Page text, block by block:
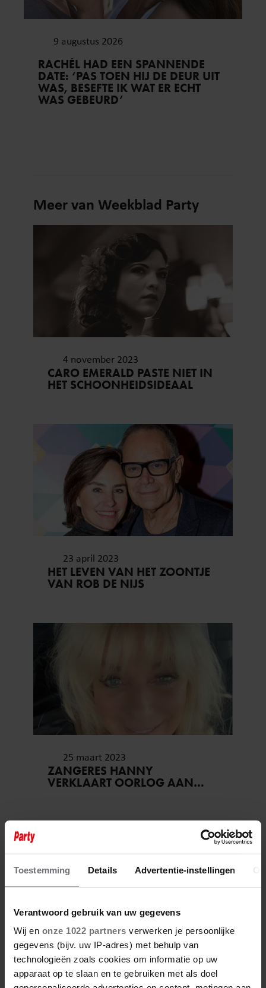
Toestemming Details Advertentie-instellingen
Verantwoord gebruik van uw gegevens
Wij en onze 1022 partners verwerken je persoonlijke
gegevens (bijv. uw IP-adres) met behulp van
technologieën zoals cookies om informatie op uw
apparaat op te slaan en te gebruiken met als doel
9 augustus 2026
RACHÉL HAD EEN SPANNENDE
DATE: ‘PAS TOEN HIJ DE DEUR UIT
WAS, BESEFTE IK WAT ER ECHT
WAS GEBEURD’
Meer van Weekblad Party
4 november 2023
CARO EMERALD PASTE NIET IN
HET SCHOONHEIDSIDEAAL
23 april 2023
HET LEVEN VAN HET ZOONTJE
VAN ROB DE NIJS
25 maart 2023
ZANGERES HANNY
VERKLAART OORLOG AAN